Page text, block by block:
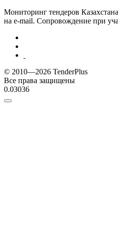
Мониторинг тендеров
на e-mail. Сопровождение при
© 2010—2026 TenderPlus
Все права защищены
0.03036